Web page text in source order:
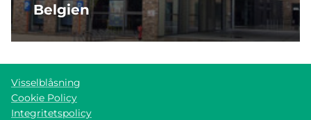
Belgien
Visselblåsning
Cookie Policy
Integritetspolicy